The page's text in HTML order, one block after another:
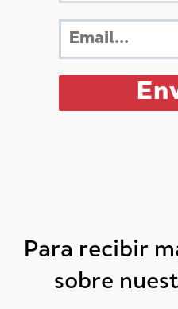
Para recibir
sobre